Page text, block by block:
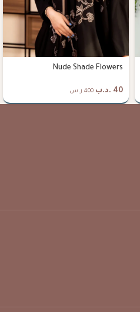
Nude Shade Flowers
40 .د.ب 400 ر.س